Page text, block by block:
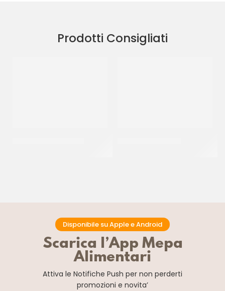
Prodotti Consigliati
Disponibile su Apple e Android
Scarica l’App Mepa
Alimentari
Attiva le Notifiche Push per non perderti
promozioni e novita’